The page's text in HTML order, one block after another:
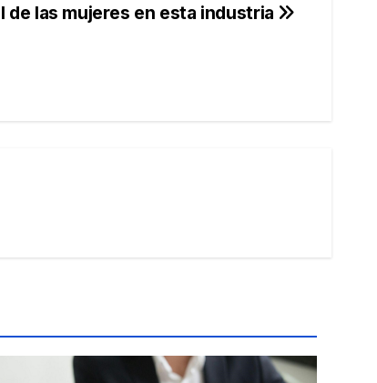
las mujeres en esta industria